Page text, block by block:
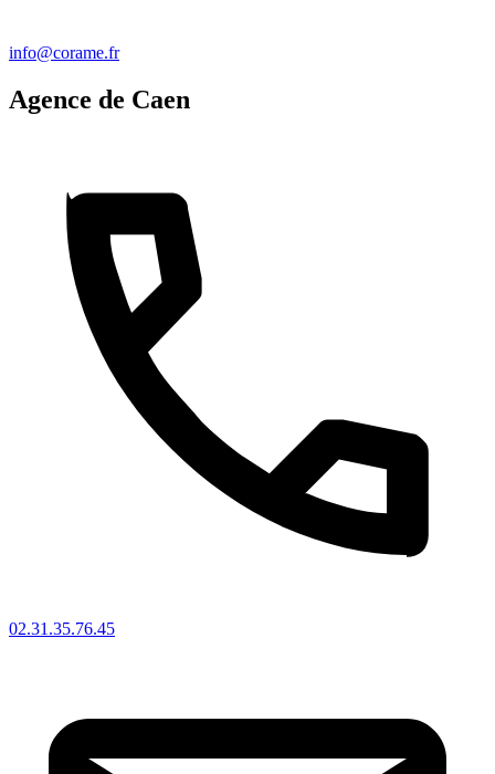
info@corame.fr
Agence de Caen
02.31.35.76.45